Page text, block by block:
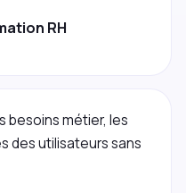
RH
besoins métier, les
des utilisateurs sans